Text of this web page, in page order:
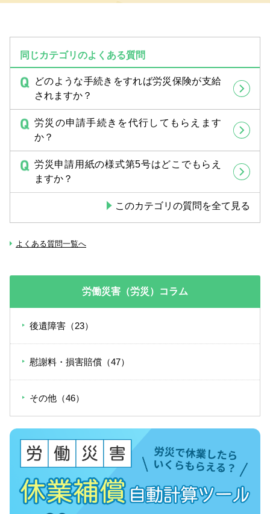
同じカテゴリのよくある質問
どのような手続きをすれば労災保険が支給
されますか？
労災の申請手続きを代行してもらえます
か？
労災申請用紙の様式第5号はどこでもらえ
ますか？
このカテゴリの質問を全て見る
よくある質問一覧へ
労働災害（労災）コラム
後遺障害（23）
慰謝料・損害賠償（47）
その他（46）